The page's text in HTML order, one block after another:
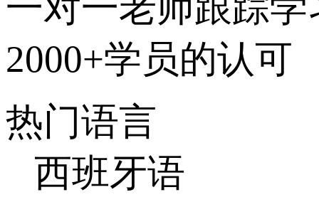
2000+学员的认可
热门语言
西班牙语